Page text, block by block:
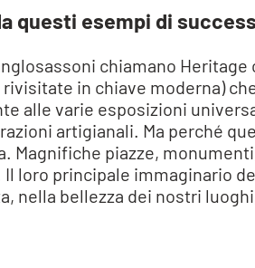
questi esempi di
chiamano
in chiave moderna)
alle varie esposizioni
artigianali. Ma perché
Magnifiche piazze,
loro principale immaginario
nella bellezza dei nostri